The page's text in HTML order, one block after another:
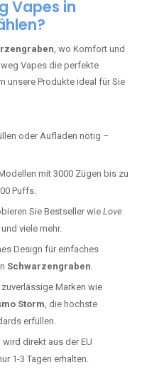
Vapes in
, wo Komfort und
Vapes die perfekte
unsere Produkte ideal für Sie
oder Aufladen nötig –
mit 3000 Zügen bis zu
Puffs.
Sie Bestseller wie Love
und viele mehr.
Design für einfaches
Schwarzengraben.
Marken wie
Storm, die höchste
erfüllen.
direkt aus der EU
1-3 Tagen erhalten.